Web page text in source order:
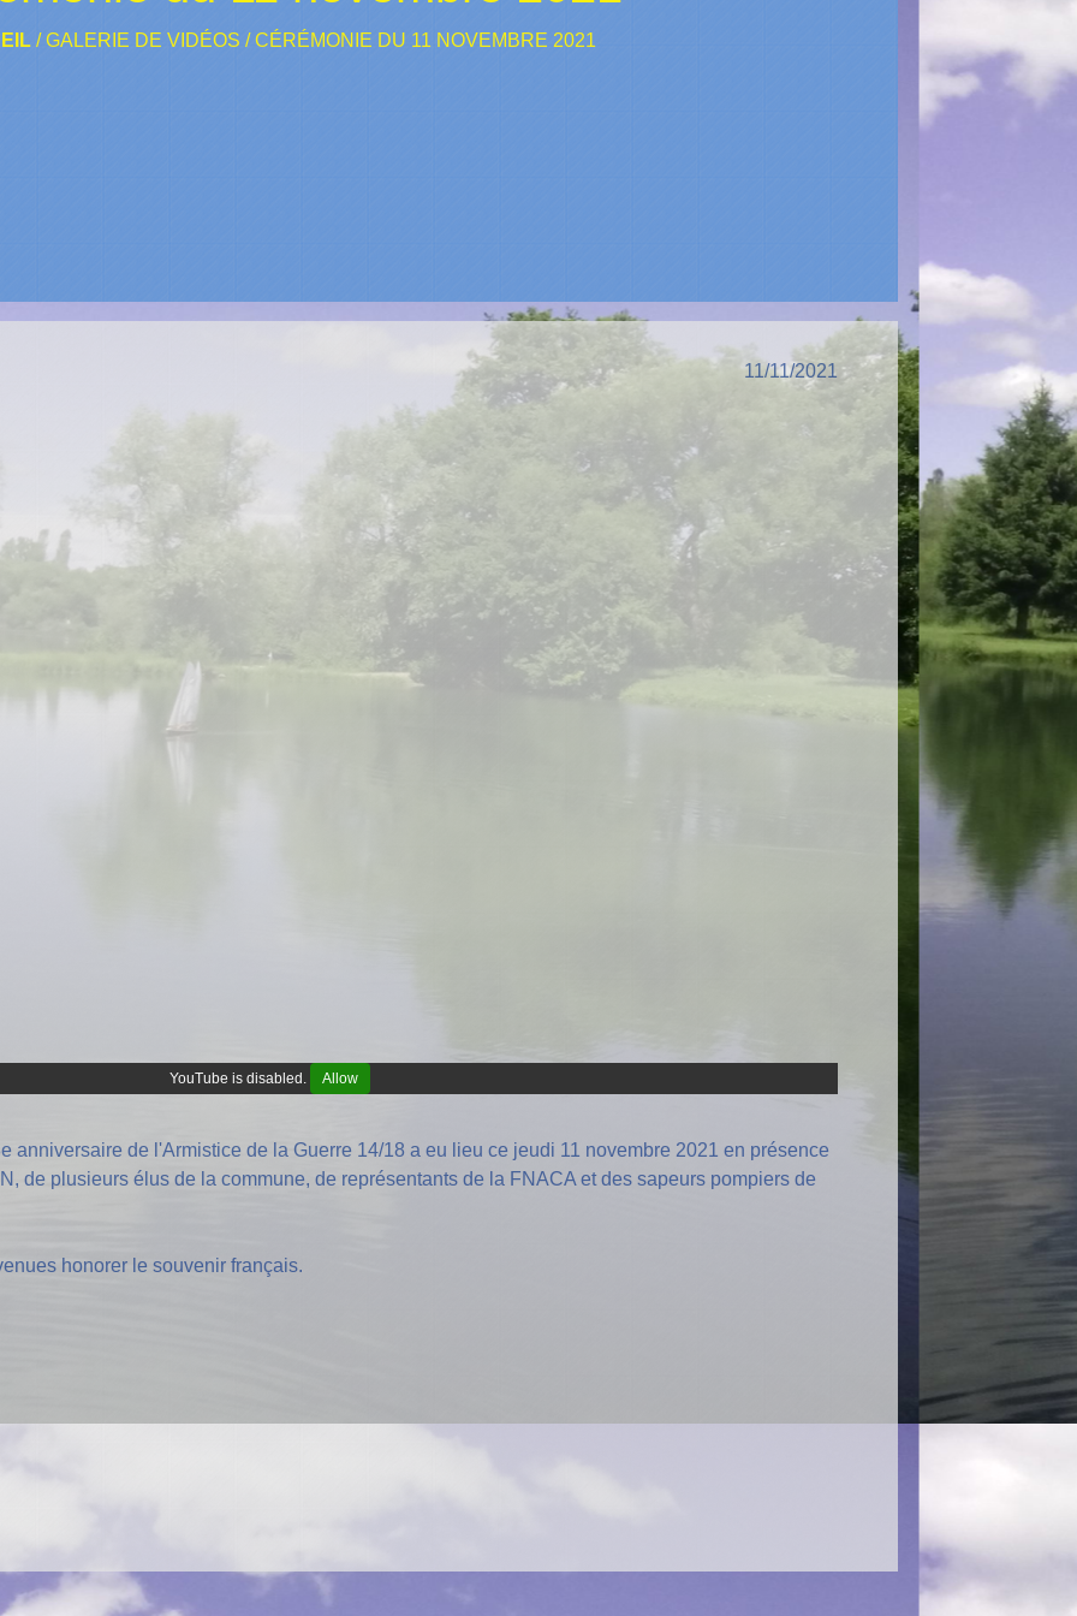
/GALERIE DE VIDÉOS /CÉRÉMONIE DU 11 NOVEMBRE 2021
11/11/2021
YouTube is disabled. Allow
anniversaire de l'Armistice de la Guerre 14/18 a eu lieu ce jeudi 11 novembre 2021 en présence
de plusieurs élus de la commune, de représentants de la FNACA et des sapeurs pompiers de
honorer le souvenir français.